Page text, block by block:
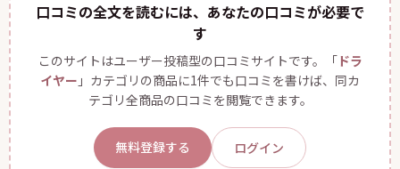
口コミの全文を読むには、あなたの口コミが必要で
す
このサイトはユーザー投稿型の口コミサイトです。「ドラ
イヤー 」カテゴリの商品に1件でも口コミを書けば、同カ
テゴリ全商品の口コミを閲覧できます。
無料登録する ログイン